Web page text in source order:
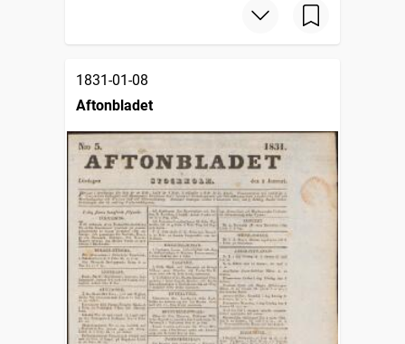
1831-01-08
Aftonbladet